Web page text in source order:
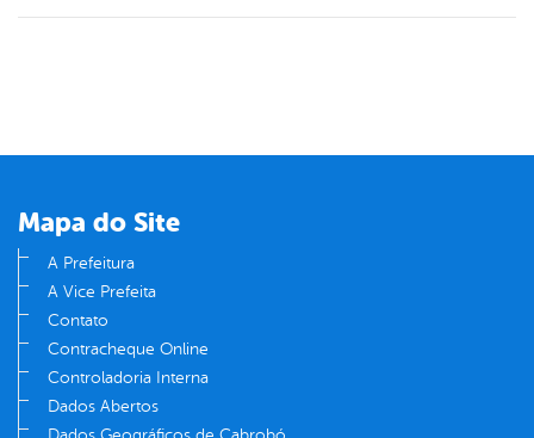
Mapa do Site
A Prefeitura
A Vice Prefeita
Contato
Contracheque Online
Controladoria Interna
Dados Abertos